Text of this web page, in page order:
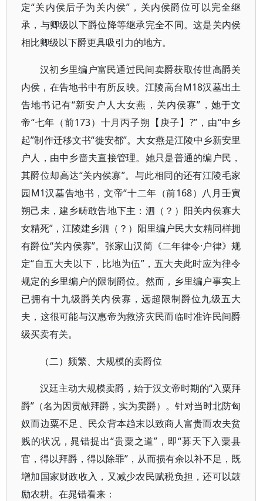
定“关内侯后子为关内侯”，关内侯爵位可以完全继
承，与卿级以下爵位降等继承完全不同。这是关内侯
相比卿级以下爵更具吸引力的地方。
汉初乡里编户富民通过民间卖爵获取传世高爵关
内侯，在告地书中有所反映。江陵高台M18汉墓出土
告地书记有“新安户人大女燕，关内侯寡”，她于文
帝“七年（前173）十月丙子朔【庚子】?”，由“中乡
起”制作迁移文书“徙安都”。大女燕是江陵中乡新安里
户人，由中乡啬夫直接管理。她只是普通的编户民，
其爵位却高达“关内侯寡”。与此相同的还有江陵毛家
园M1汉墓告地书，文帝“十二年（前168）八月壬寅
朔己未，建乡畴敢告地下主：泗（？）阳关内侯寡大
女精死”，江陵建乡泗（？）阳里编户民大女精同样拥
有爵位“关内侯寡”。张家山汉简《二年律令·户律》规
定“自五大夫以下，比地为伍”，五大夫此时应为律令
规定的乡里编户的限制爵位。然而，乡里编户事实上
已拥有十九级爵关内侯寡，远超限制爵位九级五大
夫，这很可能与汉惠帝为救济灾民而临时准许民间爵
级买卖有关。
（二）频繁、大规模的卖爵位
汉廷主动大规模卖爵，始于汉文帝时期的“入粟拜
爵”（名为因贡献拜爵，实为卖爵）。针对当时北防匈
奴而边粟不足、民众背本趋末以致商人富贵而农夫贫
贱的状况，晁错提出“贵粟之道”，即“募天下入粟县
官，得以拜爵，得以除罪”，从而损有余以补不足，既
增加国家财政收入，又减少农民赋税负担，还可以鼓
励农耕。在晁错看来：